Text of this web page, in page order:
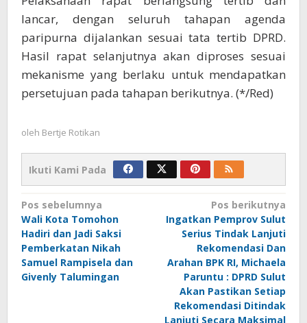
lancar, dengan seluruh tahapan agenda
paripurna dijalankan sesuai tata tertib DPRD.
Hasil rapat selanjutnya akan diproses sesuai
mekanisme yang berlaku untuk mendapatkan
persetujuan pada tahapan berikutnya. (*/Red)
oleh Bertje Rotikan
Ikuti Kami Pada
Navigasi
pos
Pos sebelumnya
Wali Kota Tomohon
Hadiri dan Jadi Saksi
Pemberkatan Nikah
Samuel Rampisela dan
Givenly Talumingan
Pos berikutnya
Ingatkan Pemprov Sulut
Serius Tindak Lanjuti
Rekomendasi Dan
Arahan BPK RI, Michaela
Paruntu : DPRD Sulut
Akan Pastikan Setiap
Rekomendasi Ditindak
Lanjuti Secara Maksimal